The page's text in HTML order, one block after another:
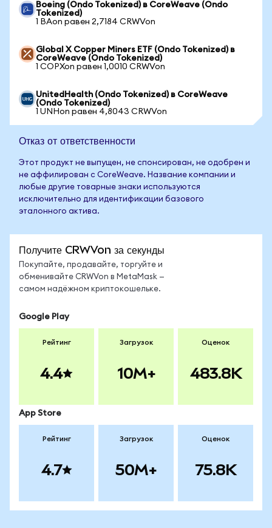
Boeing (Ondo Tokenized) в CoreWeave (Ondo
Tokenized)
1 BAon равен 2,7184 CRWVon
Global X Copper Miners ETF (Ondo Tokenized) в
CoreWeave (Ondo Tokenized)
1 COPXon равен 1,0010 CRWVon
UnitedHealth (Ondo Tokenized) в CoreWeave
(Ondo Tokenized)
1 UNHon равен 4,8043 CRWVon
Отказ от ответственности
Этот продукт не выпущен, не спонсирован, не одобрен и
не аффилирован с CoreWeave. Название компании и
любые другие товарные знаки используются
исключительно для идентификации базового
эталонного актива.
Получите CRWVon за секунды
Покупайте, продавайте, торгуйте и
обменивайте CRWVon в MetaMask —
самом надёжном криптокошельке.
Google Play
Рейтинг
4.4
Загрузок
10M+
Оценок
483.8K
App Store
Рейтинг
4.7
Загрузок
50M+
Оценок
75.8K